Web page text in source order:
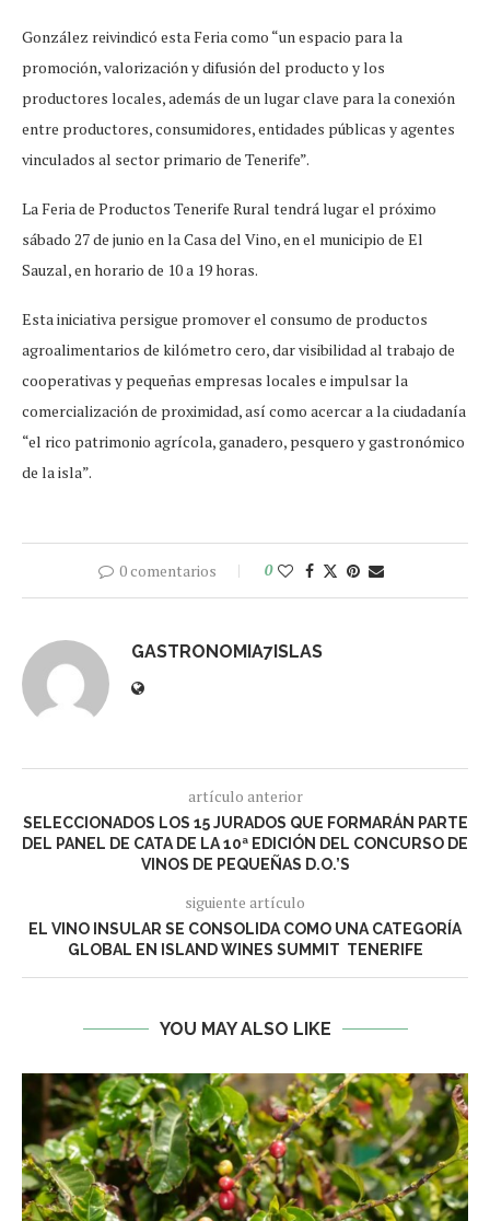
González reivindicó esta Feria como “un espacio para la
promoción, valorización y difusión del producto y los
productores locales, además de un lugar clave para la conexión
entre productores, consumidores, entidades públicas y agentes
vinculados al sector primario de Tenerife”.
La Feria de Productos Tenerife Rural tendrá lugar el próximo
sábado 27 de junio en la Casa del Vino, en el municipio de El
Sauzal, en horario de 10 a 19 horas.
Esta iniciativa persigue promover el consumo de productos
agroalimentarios de kilómetro cero, dar visibilidad al trabajo de
cooperativas y pequeñas empresas locales e impulsar la
comercialización de proximidad, así como acercar a la ciudadanía
“el rico patrimonio agrícola, ganadero, pesquero y gastronómico
de la isla”.
0 comentarios 0
GASTRONOMIA7ISLAS
artículo anterior
SELECCIONADOS LOS 15 JURADOS QUE FORMARÁN PARTE
DEL PANEL DE CATA DE LA 10ª EDICIÓN DEL CONCURSO DE
VINOS DE PEQUEÑAS D.O.’S
siguiente artículo
EL VINO INSULAR SE CONSOLIDA COMO UNA CATEGORÍA
GLOBAL EN ISLAND WINES SUMMIT TENERIFE
YOU MAY ALSO LIKE